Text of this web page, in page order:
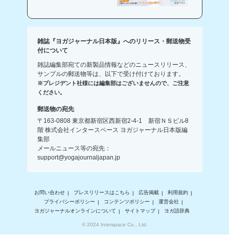
雑誌『ヨガジャーナル日本版』へのリリース・郵送物受
付について
雑誌編集部宛ての新製品情報などのニュースリリース、
サンプルの郵送物等は、以下で受け付けております。
※プレジデント社様には編集部はございませんので、ご注意
ください。
郵送物の宛先
〒163-0808 東京都新宿区西新宿2-4-1 新宿ＮＳビル8
階 株式会社インタースペース ヨガジャーナル日本版編
集部
メールニュース等の宛先：
support@yogajournaljapan.jp
お問い合わせ プレスリリースはこちら 広告掲載
利用規約
プライバシーポリシー
コンテンツポリシー
運営会社
ヨガジャーナルオンラインについて
サイトマップ ヨガ語辞典
© 2024 Interspace Co., Ltd.